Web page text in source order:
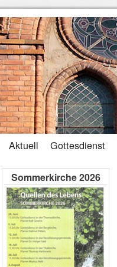
Aktuell Gottesdienst
Sommerkirche 2026